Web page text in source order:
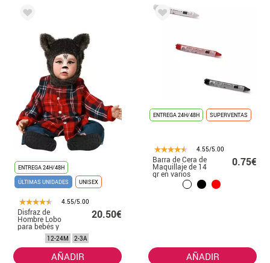
ENTREGA 24H/48H
ÚLTIMAS UNIDADES
UNISEX
4.55/5.00
Disfraz de
Hombre Lobo
para bebés y
niños
20.50€
12-24M 2-3A
AÑADIR
ENTREGA 24H/48H SUPERVENTAS
4.55/5.00
Barra de Cera de
Maquillaje de 14
gr en varios
colores
0.75€
AÑADIR